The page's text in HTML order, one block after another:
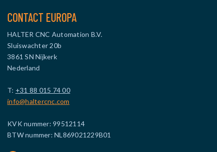
CONTACT EUROPA
HALTER CNC Automation B.V.
Sluiswachter 20b
3861 SN Nijkerk
Nederland
T: +31 88 015 74 00
info@haltercnc.com
KVK nummer: 99512114
BTW nummer: NL869021229B01